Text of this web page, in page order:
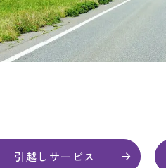
引越しサービス